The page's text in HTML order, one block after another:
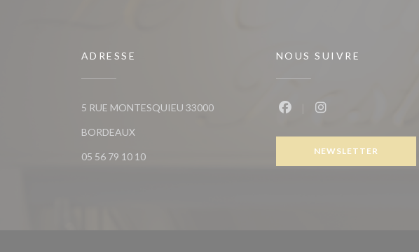
ADRESSE
5 RUE MONTESQUIEU 33000
BORDEAUX((ouvre une nouvelle fenêtre))
05 56 79 10 10
NOUS SUIVRE
NEWSLETTER